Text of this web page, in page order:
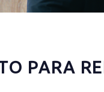
PARA